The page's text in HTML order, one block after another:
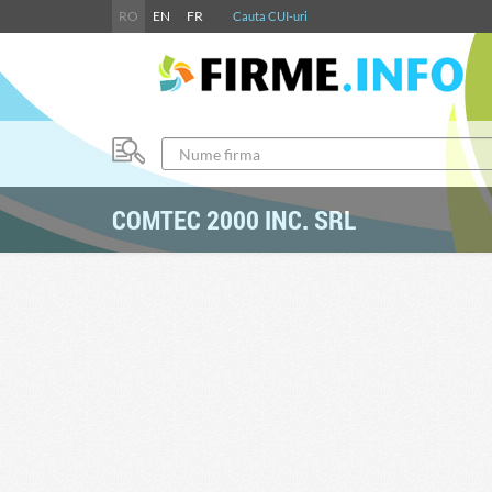
RO EN FR Cauta CUI-uri
COMTEC 2000 INC. SRL